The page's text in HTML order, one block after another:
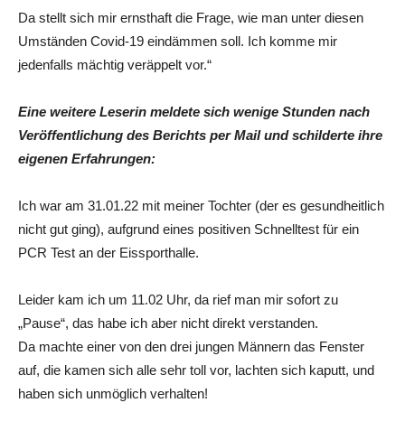
Da stellt sich mir ernsthaft die Frage, wie man unter diesen
Umständen Covid-19 eindämmen soll. Ich komme mir
jedenfalls mächtig veräppelt vor.“
Eine weitere Leserin meldete sich wenige Stunden nach
Veröffentlichung des Berichts per Mail und schilderte ihre
eigenen Erfahrungen:
Ich war am 31.01.22 mit meiner Tochter (der es gesundheitlich
nicht gut ging), aufgrund eines positiven Schnelltest für ein
PCR Test an der Eissporthalle.
Leider kam ich um 11.02 Uhr, da rief man mir sofort zu
„Pause“, das habe ich aber nicht direkt verstanden.
Da machte einer von den drei jungen Männern das Fenster
auf, die kamen sich alle sehr toll vor, lachten sich kaputt, und
haben sich unmöglich verhalten!